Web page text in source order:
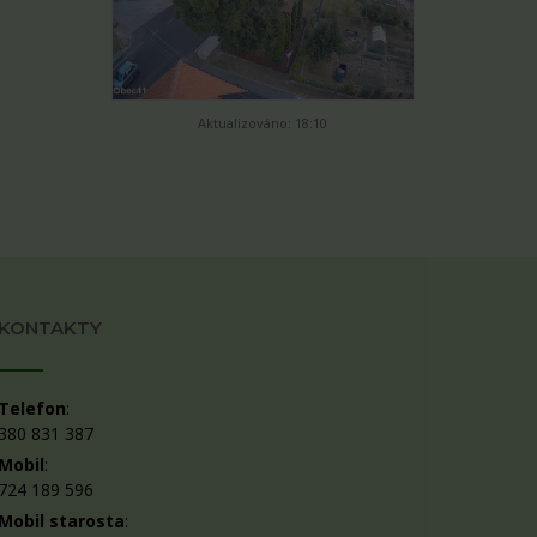
Aktualizováno: 18:10
:
831 387
:
189 596
starosta: